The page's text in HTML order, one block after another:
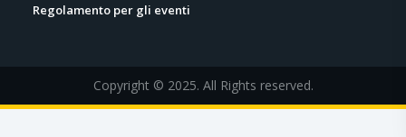
Regolamento per gli eventi
Copyright © 2025. All Rights reserved.